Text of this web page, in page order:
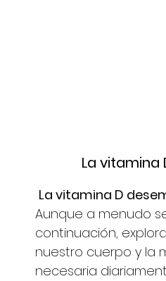
La
La vitamina D
Aunque a menudo
continuación,
nuestro cuerpo y la
necesaria